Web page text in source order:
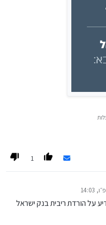
1
על הורדת ריבית בנק ישראל